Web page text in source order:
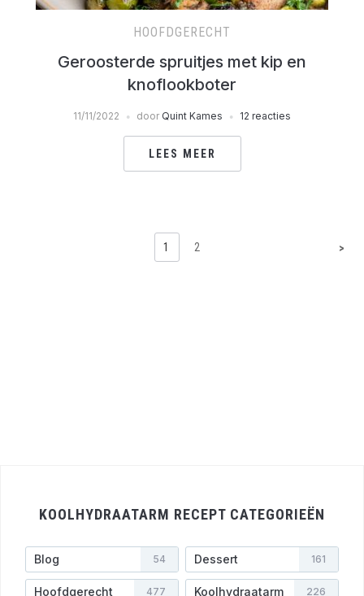
HOOFDGERECHT
Geroosterde spruitjes met kip en
knoflookboter
11/11/2022 door Quint Kames 12 reacties
LEES MEER
1 2 >
KOOLHYDRAATARM RECEPT CATEGORIEËN
Blog 54 Dessert 161
Hoofdgerecht 477 Koolhydraatarm 226